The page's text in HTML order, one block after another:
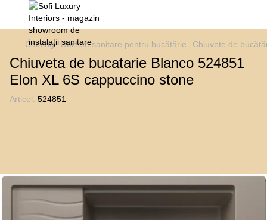
Catalog Obiecte sanitare pentru bucătărie Chiuvete de
Chiuveta de bucatarie Blanco 524851
Elon XL 6S cappuccino stone
Articol: 524851